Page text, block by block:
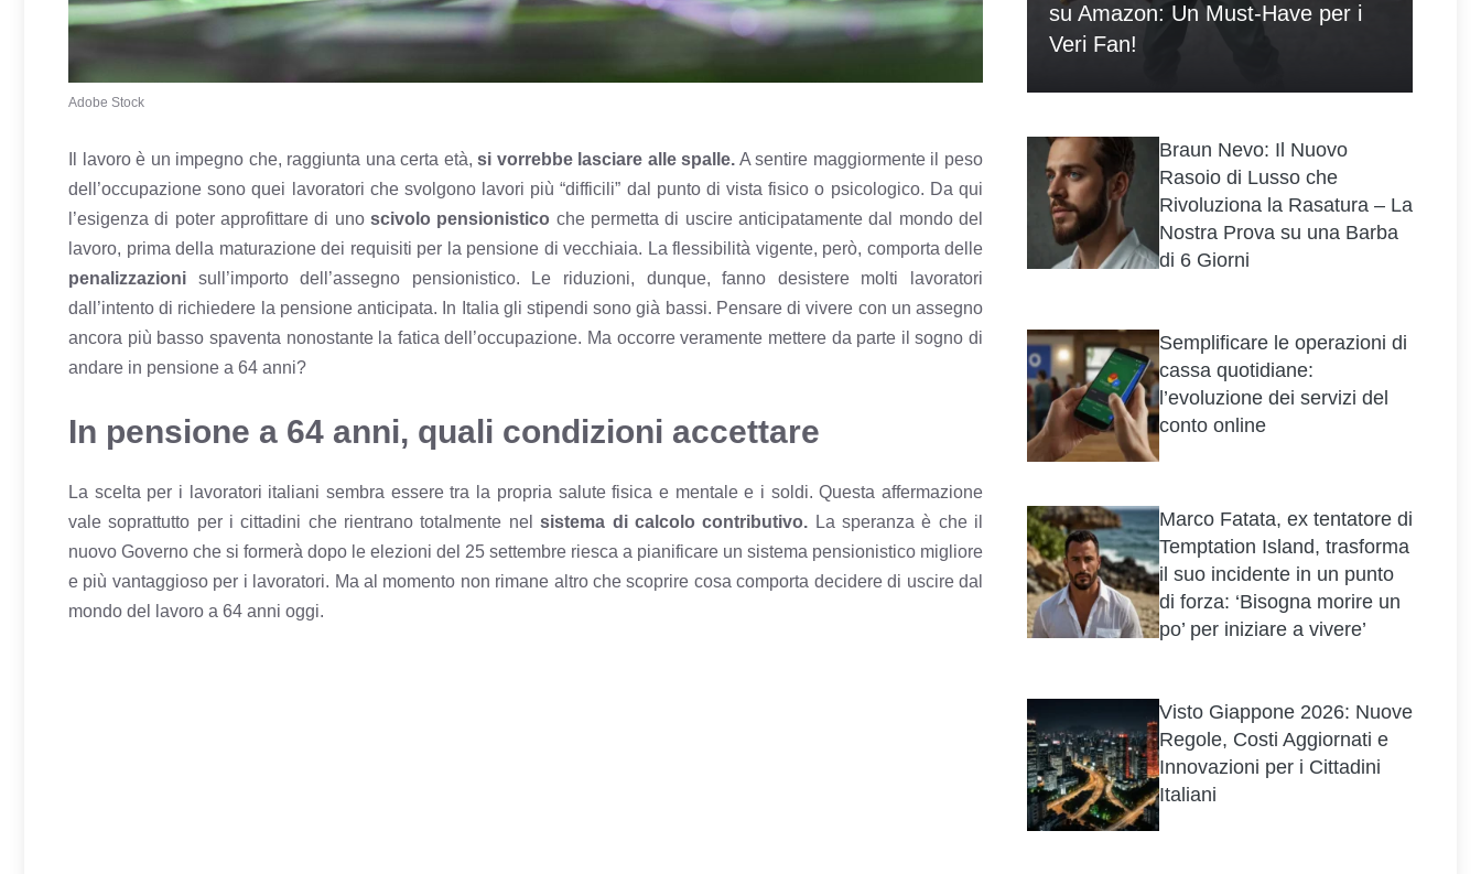
Adobe Stock
Il lavoro è un impegno che, raggiunta una certa età,si vorrebbe lasciare alle spalle. A sentire maggiormente il peso
dell’occupazione sono quei lavoratori che svolgono lavori più “difficili” dal punto di vista fisico o psicologico. Da qui
l’esigenza di poter approfittare di uno scivolo pensionistico che permetta di uscire anticipatamente dal mondo del
lavoro, prima della maturazione dei requisiti per la pensione di vecchiaia. La flessibilità vigente, però, comporta delle
penalizzazioni sull’importo dell’assegno pensionistico. Le riduzioni, dunque, fanno desistere molti lavoratori
dall’intento di richiedere la pensione anticipata. In Italia gli stipendi sono già bassi. Pensare di vivere con un assegno
ancora più basso spaventa nonostante la fatica dell’occupazione. Ma occorre veramente mettere da parte il sogno di
andare in pensione a 64 anni?
In pensione a 64 anni, quali condizioni accettare
La scelta per i lavoratori italiani sembra essere tra la propria salute fisica e mentale e i soldi. Questa affermazione
vale soprattutto per i cittadini che rientrano totalmente nelsistema di calcolo contributivo. La speranza è che il
nuovo Governo che si formerà dopo le elezioni del 25 settembre riesca a pianificare un sistema pensionistico migliore
e più vantaggioso per i lavoratori. Ma al momento non rimane altro che scoprire cosa comporta decidere di uscire dal
mondo del lavoro a 64 anni oggi.
su Amazon: Un Must-Have per i
Veri Fan!
Braun Nevo: Il Nuovo
Rasoio di Lusso che
Rivoluziona la Rasatura – La
Nostra Prova su una Barba
di 6 Giorni
Semplificare le operazioni di
cassa quotidiane:
l’evoluzione dei servizi del
conto online
Marco Fatata, ex tentatore di
Temptation Island, trasforma
il suo incidente in un punto
di forza: ‘Bisogna morire un
po’ per iniziare a vivere’
Visto Giappone 2026: Nuove
Regole, Costi Aggiornati e
Innovazioni per i Cittadini
Italiani